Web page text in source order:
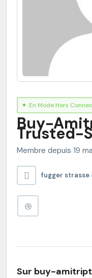
En Mode Hors
Buy-
Trusted-
Membre depuis 19
fugger strasse
Sur buy-